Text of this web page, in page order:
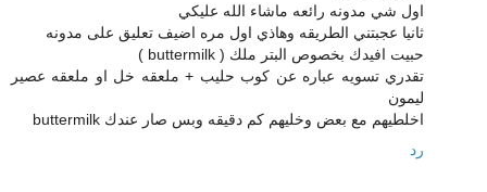
اول شي مدونه رائعه ماشاء الله عليكي
ثانيا عجبتني الطريقه وهاذي اول مره اضيف تعليق على مدونه
حبيت افيدك بخصوص البتر ملك ( buttermilk )
تقدري تسويه عباره عن كوب حليب + ملعقه خل او ملعقه عصير
ليمون
اخلطيهم مع بعض وخليهم كم دقيقه وبس صار عندك buttermilk
رد